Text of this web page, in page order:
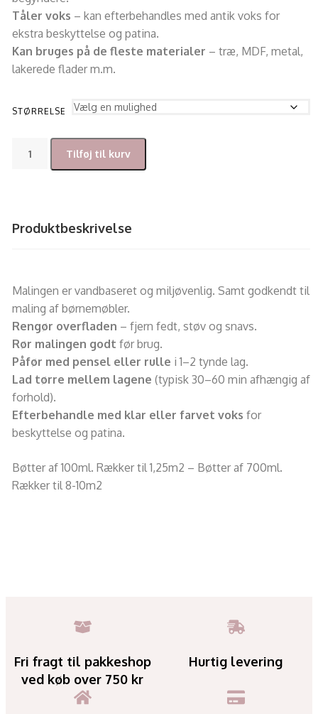
Tåler voks – kan efterbehandles med antik voks for
ekstra beskyttelse og patina.
Kan bruges på de fleste materialer – træ, MDF, metal,
lakerede flader m.m.
STØRRELSE
Tilføj til kurv
Produktbeskrivelse
Malingen er vandbaseret og miljøvenlig. Samt godkendt til
maling af børnemøbler.
Rengør overfladen – fjern fedt, støv og snavs.
Rør malingen godt før brug.
Påfør med pensel eller rulle i 1–2 tynde lag.
Lad tørre mellem lagene (typisk 30–60 min afhængig af
forhold).
Efterbehandle med klar eller farvet voks for
beskyttelse og patina.
Bøtter af 100ml. Rækker til 1,25m2 – Bøtter af 700ml.
Rækker til 8-10m2
Fri fragt til pakkeshop
ved køb over 750 kr
Hurtig levering